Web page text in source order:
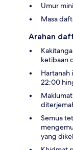
Umur
Masa
Arahan
ketibaan
Hartanah
22:00
Semua
yang